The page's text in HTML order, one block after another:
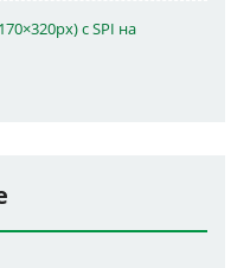
с SPI на